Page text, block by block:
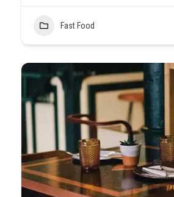
Fast Food